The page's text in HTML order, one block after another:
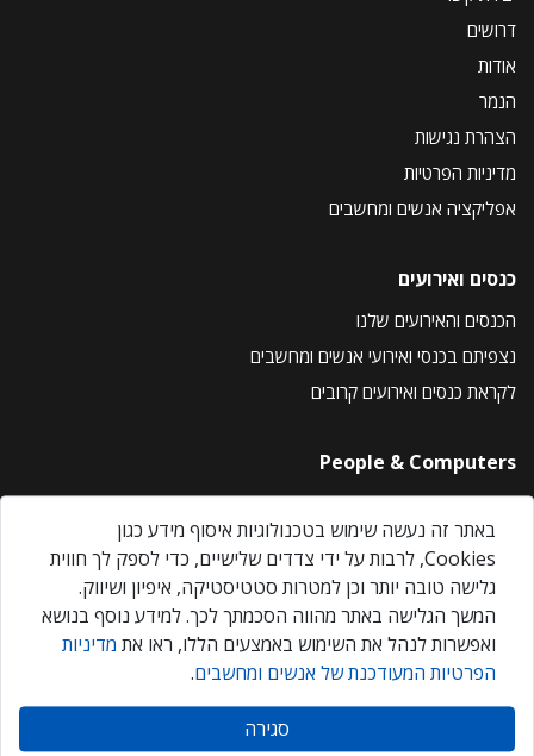
דרושים
אודות
הנמר
הצהרת נגישות
מדיניות הפרטיות
אפליקציה אנשים ומחשבים
כנסים ואירועים
הכנסים והאירועים שלנו
נצפיתם בכנסי ואירועי אנשים ומחשבים
לקראת כנסים ואירועים קרובים
People & Computers
About Us
Privacy Policy
Contact Us
Our Events
אנשים ומחשבים © 2026 – כל הזכויות שמורות
באתר זה נעשה שימוש בטכנולוגיות איסוף מידע כגון
Cookies, לרבות על ידי צדדים שלישיים, כדי לספק לך חווית
גלישה טובה יותר וכן למטרות סטטיסטיקה, איפיון ושיווק.
המשך הגלישה באתר מהווה הסכמתך לכך. למידע נוסף בנושא
ואפשרות לנהל את השימוש באמצעים הללו, ראו את מדיניות
הפרטיות המעודכנת של אנשים ומחשבים.
סגירה